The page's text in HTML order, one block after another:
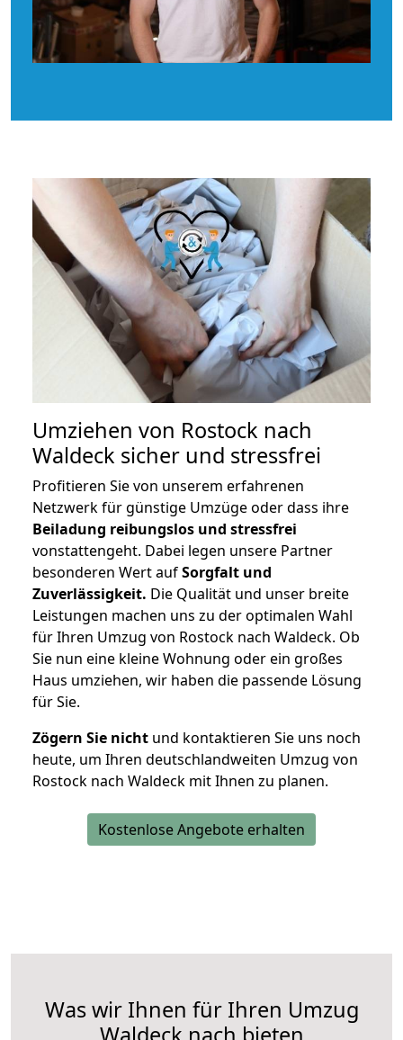
Umziehen von Rostock nach
Waldeck sicher und stressfrei
Profitieren Sie von unserem erfahrenen
Netzwerk für günstige Umzüge oder dass ihre
Beiladung reibungslos und stressfrei
vonstattengeht. Dabei legen unsere Partner
besonderen Wert aufSorgfalt und
Zuverlässigkeit. Die Qualität und unser breite
Leistungen machen uns zu der optimalen Wahl
für Ihren Umzug von Rostock nach Waldeck. Ob
Sie nun eine kleine Wohnung oder ein großes
Haus umziehen, wir haben die passende Lösung
für Sie.
Zögern Sie nicht und kontaktieren Sie uns noch
heute, um Ihren deutschlandweiten Umzug von
Rostock nach Waldeck mit Ihnen zu planen.
Kostenlose Angebote erhalten
Was wir Ihnen für Ihren Umzug